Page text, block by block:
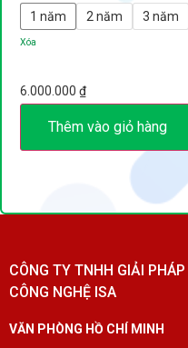
1 năm 2 năm 3 năm
Xóa
6.000.000 ₫
Thêm vào giỏ hàng
CÔNG TY TNHH GIẢI PHÁP
CÔNG NGHỆ ISA
VĂN PHÒNG HỒ CHÍ MINH